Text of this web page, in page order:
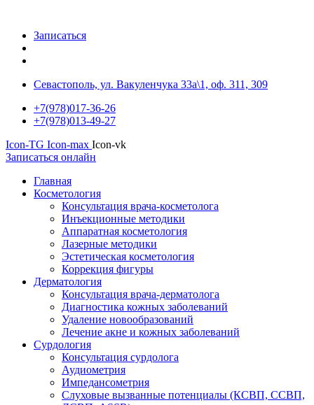
Записаться
Севастополь, ул. Вакуленчука 33а\1, оф. 311, 309
+7(978)017-36-26
+7(978)013-49-27
Icon-TG Icon-max Icon-vk
Записаться онлайн
Главная
Косметология
Консультация врача-косметолога
Инъекционные методики
Аппаратная косметология
Лазерные методики
Эстетическая косметология
Коррекция фигуры
Дерматология
Консультация врача-дерматолога
Диагностика кожных заболеваний
Удаление новообразований
Лечение акне и кожных заболеваний
Сурдология
Консультация сурдолога
Аудиометрия
Импедансометрия
Слуховые вызванные потенциалы (КСВП, ССВП,